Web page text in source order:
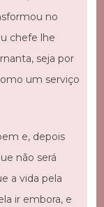
no
chefe lhe
seja por
um serviço
e, depois
não será
a vida pela
ir embora, e